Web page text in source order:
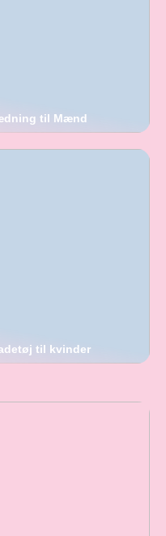
til Mænd
til kvinder